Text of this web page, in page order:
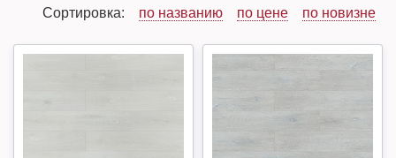
Сортировка: по названию по цене по новизне